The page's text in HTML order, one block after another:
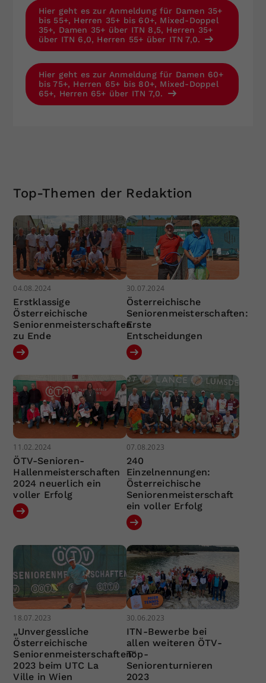
Hier geht es zur Anmeldung für Damen 35+
bis 55+, Herren 35+ bis 60+, Mixed-Doppel
35+, Damen 35+ über ITN 8,5, Herren 35+
über ITN 6,0, Herren 55+ über ITN 7,0.
Hier geht es zur Anmeldung für Damen 60+
bis 75+, Herren 65+ bis 80+, Mixed-Doppel
65+, Herren 65+ über ITN 7,0.
Top-Themen der Redaktion
04.08.2024
Erstklassige
Österreichische
Seniorenmeisterschaften
zu Ende
30.07.2024
Österreichische
Seniorenmeisterschaften:
Erste
Entscheidungen
11.02.2024
ÖTV-Senioren-
Hallenmeisterschaften
2024 neuerlich ein
voller Erfolg
07.08.2023
240
Einzelnennungen:
Österreichische
Seniorenmeisterschaft
ein voller Erfolg
18.07.2023
„Unvergessliche
Österreichische
Seniorenmeisterschaften“
2023 beim UTC La
Ville in Wien
30.06.2023
ITN-Bewerbe bei
allen weiteren ÖTV-
Top-
Seniorenturnieren
2023